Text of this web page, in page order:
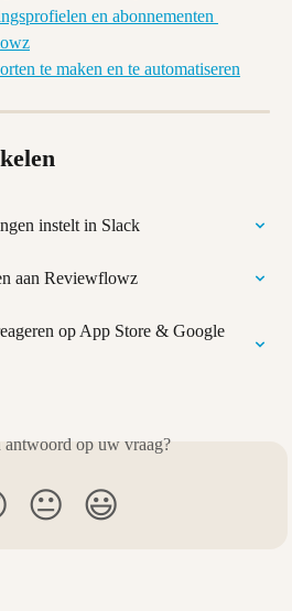
en abonnementen
te maken en te automatiseren
instelt in Slack
aan Reviewflowz
op App Store & Google
antwoord op uw vraag?
😐 😃